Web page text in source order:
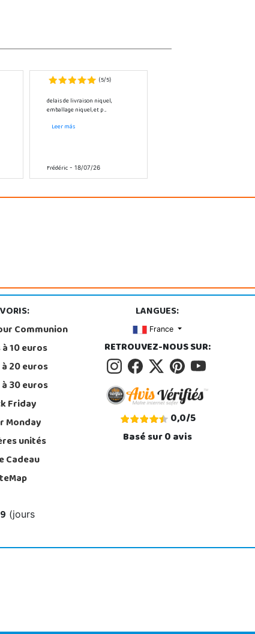
(5/5)
delais de livraison niquel,
emballage niquel, et p ...
Leer más
Frédéric- 18/07/26
Communion
10 euros
20 euros
30 euros
Friday
Monday
unités
Cadeau
LANGUES:
France
RETROUVEZ-NOUS SUR:
0,0/5
Basé sur0avis
(jours